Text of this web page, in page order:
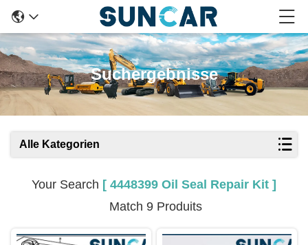
Suchergebnisse
Alle Kategorien
Your Search [ 4448399 Oil Seal Repair Kit ]
Match 9 Produits